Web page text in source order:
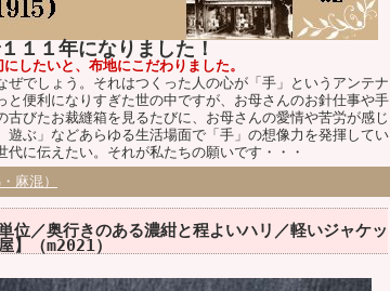
１年になりました！
したいと、布地にこだわりました。
でしょう。それはつくった人の心が「手」というアンテナ
便利になりすぎた世の中ですが、お母さんのお針仕事や手
びたお裁縫箱を見るたびに、お母さんの愛情や苦労が感じ
ぶ」などあらゆる生活場面で「手」の想像力を発揮してい
に伝えたい。それが私たちの願いです・・・
麻混）
／奥行きのある濃紺と程よいハリ／軽いジャケッ
】（m2021）